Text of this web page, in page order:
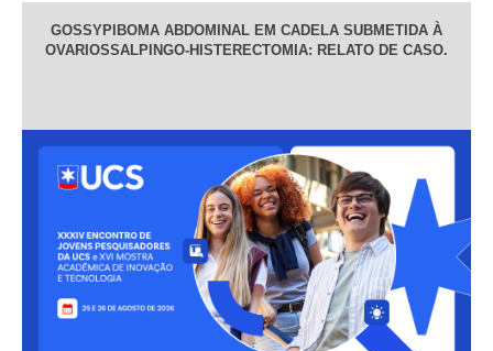
GOSSYPIBOMA ABDOMINAL EM CADELA SUBMETIDA À
OVARIOSSALPINGO-HISTERECTOMIA: RELATO DE CASO.